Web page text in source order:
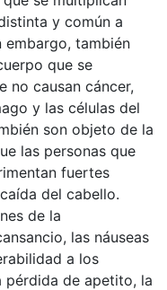
y común a
embargo, también
que se
no causan cáncer,
y las células del
son objeto de la
las personas que
fuertes
del cabello.
de la
las náuseas
a los
pérdida de apetito, la